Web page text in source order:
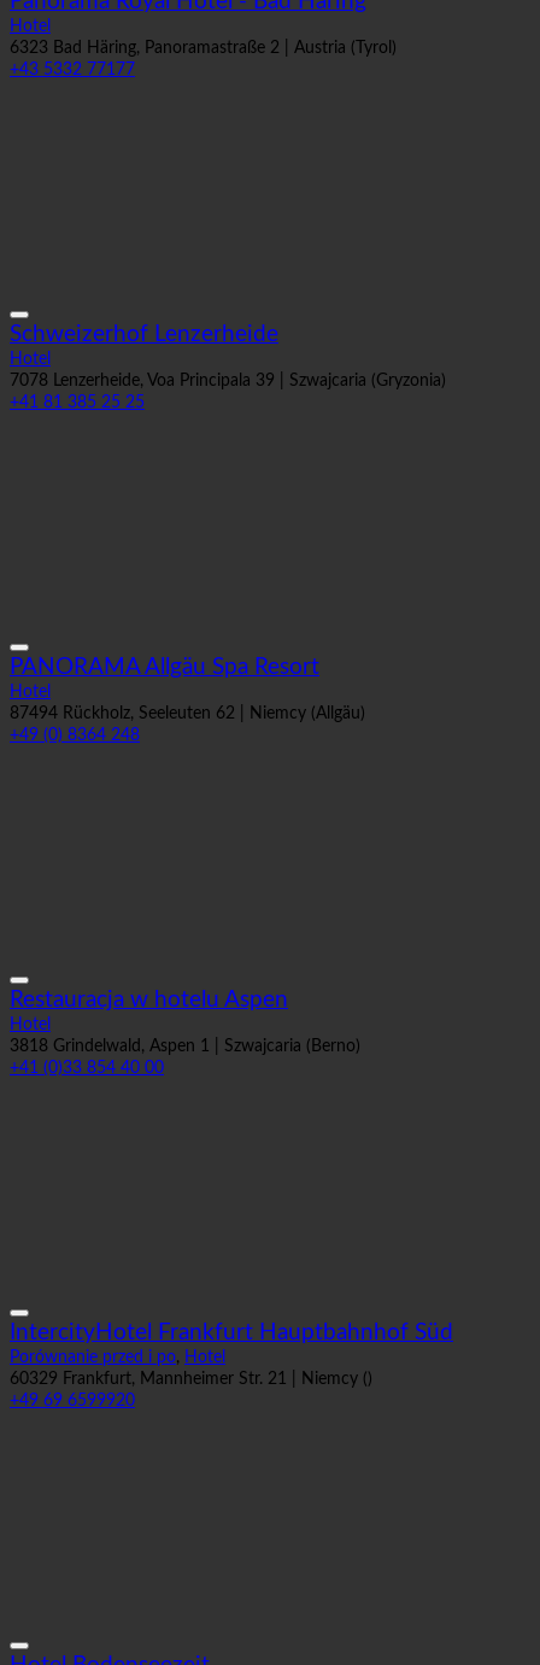
Hotel
6323 Bad Häring, Panoramastraße 2 | Austria (Tyrol)
+43 5332 77177
Schweizerhof Lenzerheide
Hotel
7078 Lenzerheide, Voa Principala 39 | Szwajcaria (Gryzonia)
+41 81 385 25 25
PANORAMA Allgäu Spa Resort
Hotel
87494 Rückholz, Seeleuten 62 | Niemcy (Allgäu)
+49 (0) 8364 248
Restauracja w hotelu Aspen
Hotel
3818 Grindelwald, Aspen 1 | Szwajcaria (Berno)
+41 (0)33 854 40 00
IntercityHotel Frankfurt Hauptbahnhof Süd
Porównanie przed i po,Hotel
60329 Frankfurt, Mannheimer Str. 21 | Niemcy ()
+49 69 6599920
Hotel Bodenseezeit